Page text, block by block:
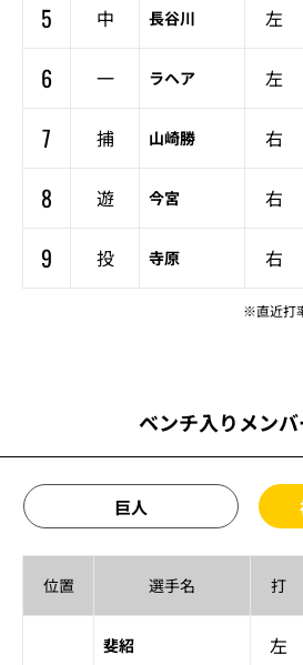
5
中 長谷川 左
6
一 ラヘア 左
7
捕 山崎勝 右
8
遊 今宮 右
9
投 寺原 右
※直近打
ベンチ入りメン
巨人
位置 選手名 打
斐紹 左